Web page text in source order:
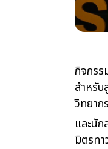
งาน
กิจกร
สำหรั
วิทยาก
และนั
มิตรท